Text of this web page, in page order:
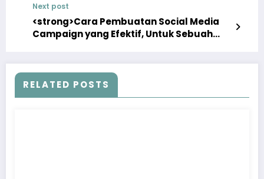
Next post
<strong>Cara Pembuatan Social Media
Campaign yang Efektif, Untuk Sebuah
RELATED POSTS